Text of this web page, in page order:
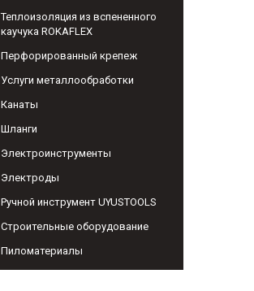
Теплоизоляция из вспененного
каучука ROKAFLEX
Перфорированный крепеж
Услуги металлообработки
Канаты
Шланги
Электроинструменты
Электроды
Ручной инструмент UYUSTOOLS
Строительные оборудование
Пиломатериалы